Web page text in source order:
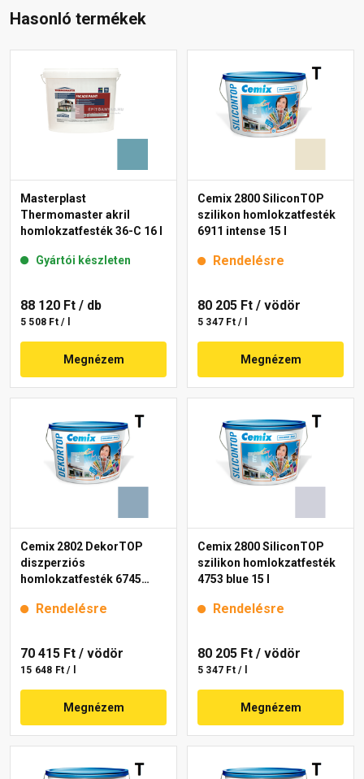
Hasonló termékek
Masterplast
Thermomaster akril
homlokzatfesték 36-C 16 l
Gyártói készleten
88 120 Ft / db
5 508 Ft / l
Megnézem
Cemix 2800 SiliconTOP
szilikon homlokzatfesték
6911 intense 15 l
Rendelésre
80 205 Ft / vödör
5 347 Ft / l
Megnézem
Cemix 2802 DekorTOP
diszperziós
homlokzatfesték 6745
Rendelésre
70 415 Ft / vödör
15 648 Ft / l
Megnézem
Cemix 2800 SiliconTOP
szilikon homlokzatfesték
4753 blue 15 l
Rendelésre
80 205 Ft / vödör
5 347 Ft / l
Megnézem